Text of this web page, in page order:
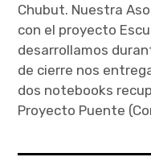
Chubut. Nuestra
con el proyecto
desarrollamos
de cierre nos
dos notebooks
Proyecto Puente